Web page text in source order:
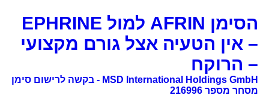
הסימן AFRIN למול EPHRINE
– אין הטעיה אצל גורם מקצועי
– הרוקח
MSD International Holdings GmbH - בקשה לרישום סימן
מסחר מספר 216996